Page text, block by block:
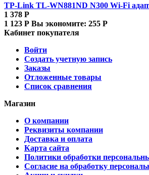
TP-Link TL-WN881ND N300 Wi-Fi
1 378 Р
1 123 Р Вы экономите: 255 Р
Кабинет покупателя
Войти
Создать учетную запись
Заказы
Отложенные товары
Список сравнения
Магазин
О компании
Реквизиты компании
Доставка и оплата
Карта сайта
Политики обработки
Согласие на обработку